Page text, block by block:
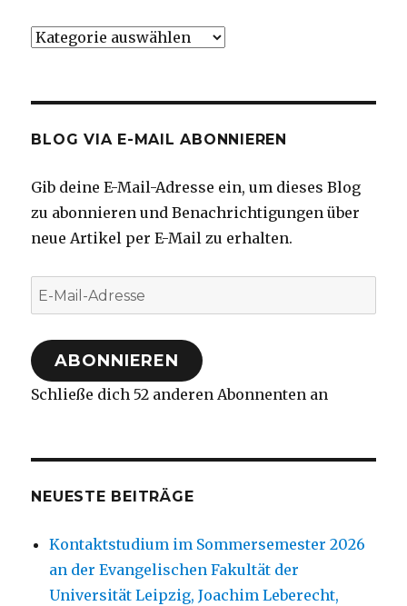
Kategorien
BLOG VIA E-MAIL ABONNIEREN
Gib deine E-Mail-Adresse ein, um dieses Blog
zu abonnieren und Benachrichtigungen über
neue Artikel per E-Mail zu erhalten.
E-
Mail-
Adresse
ABONNIEREN
Schließe dich 52 anderen Abonnenten an
NEUESTE BEITRÄGE
Kontaktstudium im Sommersemester 2026
an der Evangelischen Fakultät der
Universität Leipzig, Joachim Leberecht,